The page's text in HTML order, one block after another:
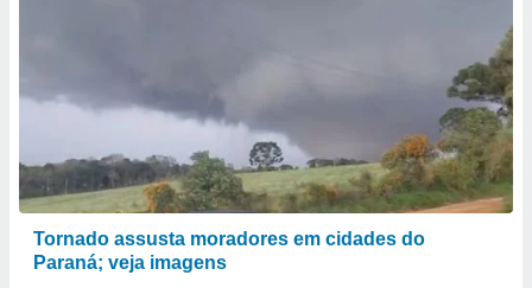
Tornado assusta moradores em cidades do
Paraná; veja imagens